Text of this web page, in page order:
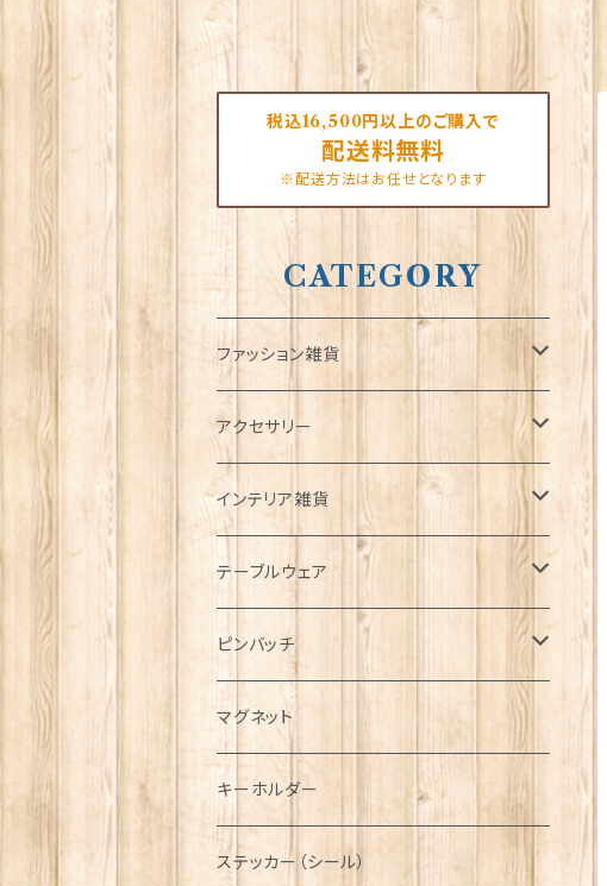
税込16,500円以上のご購入で
配送料無料
※配送方法はお任せとなります
CATEGORY
ファッション雑貨
タータンネクタイ
帽子
キャップ
ハンチング帽
キャスケット
ディアストーカー
ニット帽
Tシャツ
マフラー
タータン【Bronte by Moon】
タータン【Glencroft】
ボタンラップマフラー【Aran Traditions】
サッシュ
スカーフ
ファッションマスク
アクセサリー
ORTAK
ブローチ
ペンダント
チャーム
その他のアクセサリー
インテリア雑貨
インテリア置物
ラブスプーン
ラブスプーン【SION LLEWELLYN】
ラブスプーン【PAUL CURTIS】
ファブリック
テーブルウェア
ティータオル
ペーパーナプキン
ティーコジー
その他テーブルウェア
ピンバッチ
ジェネラルデザイン
乗り物
動物＆植物
ミリタリー
NAVY
ピューター
マグネット
キーホルダー
ステッカー（シール）